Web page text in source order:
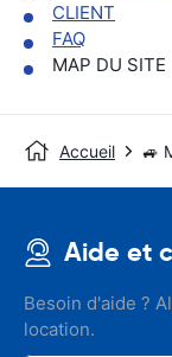
CLIENT
FAQ
MAP DU SITE
Accueil 🚙
Aide et
Besoin d'aide ?
location.